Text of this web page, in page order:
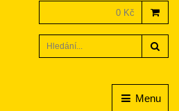
0 Kč
Menu